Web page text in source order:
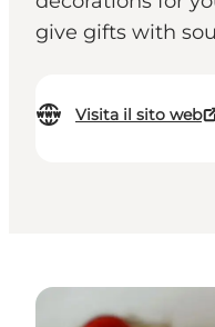
give gifts with
Visita il sito web